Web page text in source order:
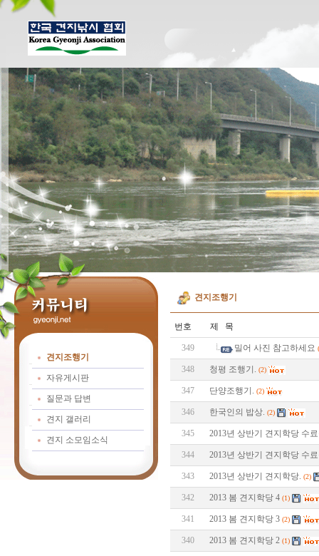
견지조행기
자유게시판
질문과 답변
견지 갤러리
견지 소모임소식
견지조행기
번호 제 목
349 밀어 사진 참고하세요
348 청평 조행기. (2)
347 단양조행기. (2)
346 한국인의 밥상. (2)
345 2013년 상반기 견지학당 수
344 2013년 상반기 견지학당 수
343 2013년 상반기 견지학당. (2)
342 2013 봄 견지학당 4 (1)
341 2013 봄 견지학당 3 (2)
340 2013 봄 견지학당 2 (1)